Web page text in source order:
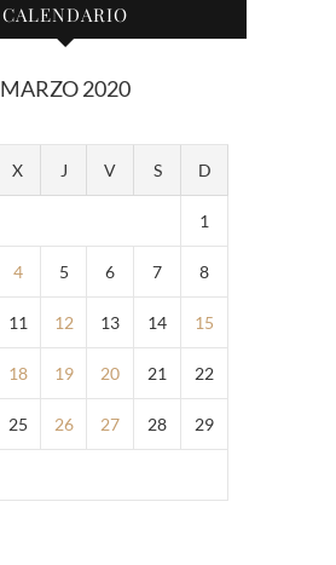
CALENDARIO
MARZO 2020
X J V S D
1
4 5 6 7 8
11 12 13 14 15
18 19 20 21 22
25 26 27 28 29